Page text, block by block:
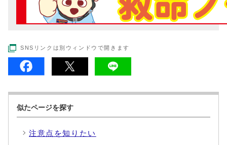
SNSリンクは別ウィンドウで開きます
似たページを探す
注意点を知りたい